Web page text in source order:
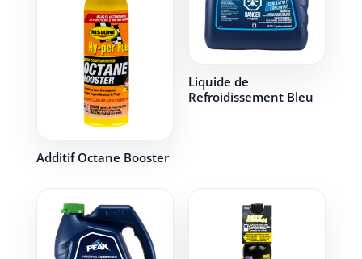
Additif Octane Booster
Liquide de
Refroidissement Bleu